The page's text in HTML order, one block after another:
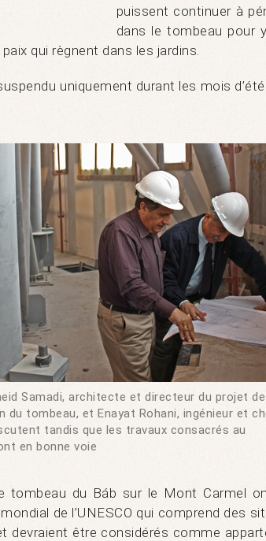
puissent continuer à
dans le tombeau pour
qui règnent dans les jardins.
uniquement durant les mois
Samadi, architecte et directeur du projet de
du tombeau, et Enayat Rohani, ingénieur et
tandis que les travaux consacrés au
en bonne voie
tombeau du Báb sur le Mont Carmel
de l’UNESCO qui comprend des
devraient être considérés comme